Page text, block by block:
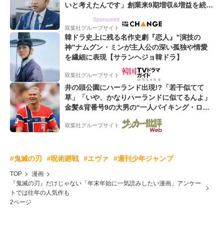
いと考えたんです」創業来9期増収&増益を続け
Sponsored
双葉社グループサイト
韓ドラ史上に残る名作史劇『恋人』”演技の
神”ナムグン・ミンが主人公の深い孤独や情愛
を繊細に表現【サランヘジョ韓ドラ】
双葉社グループサイト
井の頭公園にハーランド出現!?「若干似てて
草」「いや、かなりハーランドに似てるんよ」
金髪&背番号9の大男の“一人バイキング・ロ
ー”映像が話題!「元気をもらった」
双葉社グループサイト
#鬼滅の刃 #呪術廻戦 #エヴァ #週刊少年ジャンプ
TOP
漫画
『鬼滅の刃』だけじゃない「年末年始に一気読みしたい漫画」アンケー
トでは往年の人気作も
2ページ